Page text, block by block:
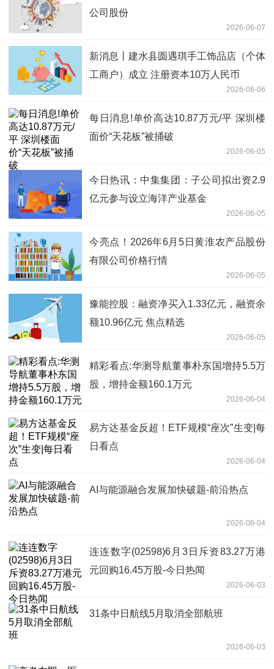
公司股份
2026-06-07
新消息丨建水县圆遇琪手工饰品店（个体
工商户）成立 注册资本10万人民币
2026-06-06
每日消息!单价高达10.87万元/平 深圳楼
面价“天花板”被捅破
2026-06-05
今日热讯：中集集团：子公司拟出资2.9
亿元参与设立海洋产业基金
2026-06-05
今亮点！2026年6月5日黄淮农产品股份
有限公司价格行情
2026-06-05
豫能控股：融资净买入1.33亿元，融资余
额10.96亿元 焦点精选
2026-06-05
精彩看点:华测导航董事朴东国增持5.5万
股，增持金额160.1万元
2026-06-04
易方达基金反超！ETF规模“座次”生变|每
日看点
2026-06-04
AI与能源融合发展加快破题-前沿热点
2026-06-04
连连数字(02598)6月3日斥资83.27万港
元回购16.45万股-今日热闻
2026-06-03
31条中日航线5月取消全部航班
2026-06-03